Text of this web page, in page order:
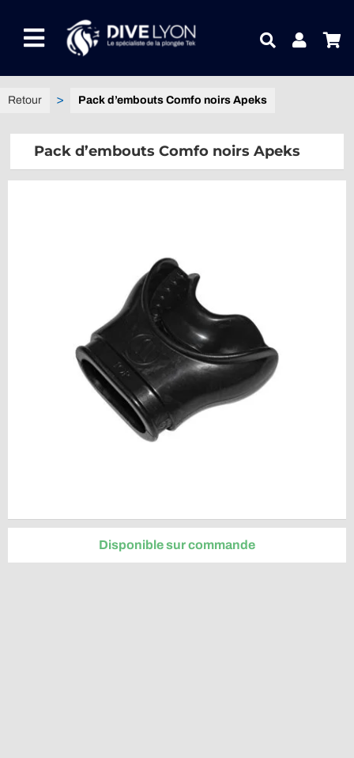
contenuToggle
Navigation
NOTRE UNIVERS PRODUITS
CONTACTEZ-NOUS
Pack d’embouts Comfo noirs Apeks
Pack d’embouts Comfo noirs Apeks
Disponible sur commande